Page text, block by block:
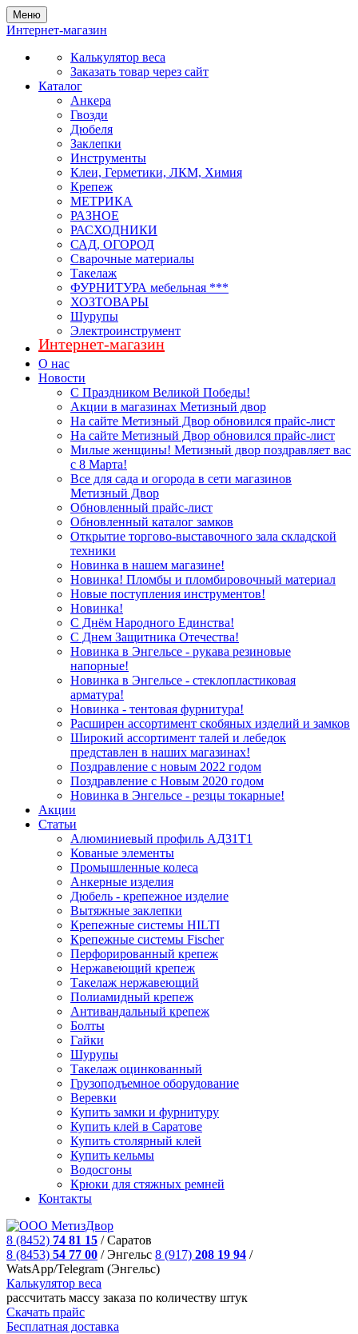
Меню
Интернет-магазин
Калькулятор веса
Заказать товар через сайт
Каталог
Анкера
Гвозди
Дюбеля
Заклепки
Инструменты
Клеи, Герметики, ЛКМ, Химия
Крепеж
МЕТРИКА
РАЗНОЕ
РАСХОДНИКИ
САД, ОГОРОД
Сварочные материалы
Такелаж
ФУРНИТУРА мебельная ***
ХОЗТОВАРЫ
Шурупы
Электроинструмент
Интернет-магазин
О нас
Новости
С Праздником Великой Победы!
Акции в магазинах Метизный двор
На сайте Метизный Двор обновился прайс-лист
На сайте Метизный Двор обновился прайс-лист
Милые женщины! Метизный двор поздравляет вас
с 8 Марта!
Все для сада и огорода в сети магазинов
Метизный Двор
Обновленный прайс-лист
Обновленный каталог замков
Открытие торгово-выставочного зала складской
техники
Новинка в нашем магазине!
Новинка! Пломбы и пломбировочный материал
Новые поступления инструментов!
Новинка!
С Днём Народного Единства!
С Днем Защитника Отечества!
Новинка в Энгельсе - рукава резиновые
напорные!
Новинка в Энгельсе - стеклопластиковая
арматура!
Новинка - тентовая фурнитура!
Расширен ассортимент скобяных изделий и замков
Широкий ассортимент талей и лебедок
представлен в наших магазинах!
Поздравление с новым 2022 годом
Поздравление с Новым 2020 годом
Новинка в Энгельсе - резцы токарные!
Акции
Статьи
Алюминиевый профиль АД31Т1
Кованые элементы
Промышленные колеса
Анкерные изделия
Дюбель - крепежное изделие
Вытяжные заклепки
Крепежные системы HILTI
Крепежные системы Fischer
Перфорированный крепеж
Нержавеющий крепеж
Такелаж нержавеющий
Полиамидный крепеж
Антивандальный крепеж
Болты
Гайки
Шурупы
Такелаж оцинкованный
Грузоподъемное оборудование
Веревки
Купить замки и фурнитуру
Купить клей в Саратове
Купить столярный клей
Купить кельмы
Водосгоны
Крюки для стяжных ремней
Контакты
8 (8452) 74 81 15 /Саратов
8 (8453) 54 77 00 /Энгельс 8 (917) 208 19 94 /
WatsApp/Telegram (Энгельс)
Калькулятор веса
рассчитать массу заказа по количеству штук
Скачать прайс
Бесплатная доставка